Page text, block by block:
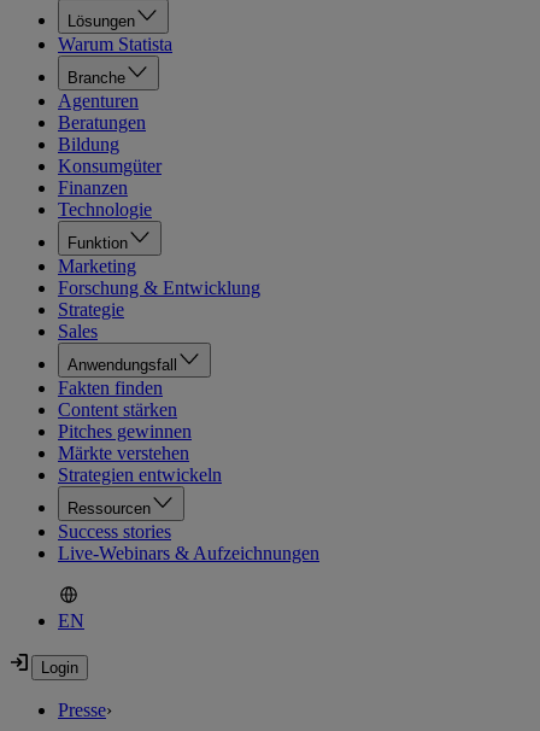
Lösungen
Warum Statista
Branche
Agenturen
Beratungen
Bildung
Konsumgüter
Finanzen
Technologie
Funktion
Marketing
Forschung & Entwicklung
Strategie
Sales
Anwendungsfall
Fakten finden
Content stärken
Pitches gewinnen
Märkte verstehen
Strategien entwickeln
Ressourcen
Success stories
Live-Webinars & Aufzeichnungen
EN
Presse›